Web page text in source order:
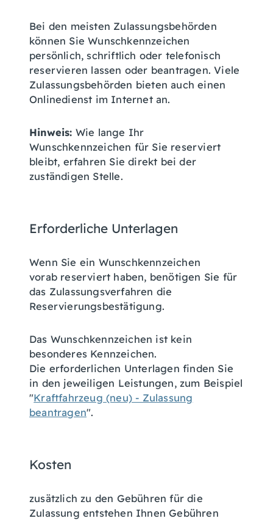
Bei den meisten Zulassungsbehörden
können Sie Wunschkennzeichen
persönlich, schriftlich oder telefonisch
reservieren lassen oder beantragen. Viele
Zulassungsbehörden bieten auch einen
Onlinedienst im Internet an.
Hinweis: Wie lange Ihr
Wunschkennzeichen für Sie reserviert
bleibt, erfahren Sie direkt bei der
zuständigen Stelle.
Erforderliche Unterlagen
Wenn Sie ein Wunschkennzeichen
vorab reserviert haben, benötigen Sie für
das Zulassungsverfahren die
Reservierungsbestätigung.
Das Wunschkennzeichen ist kein
besonderes Kennzeichen.
Die erforderlichen Unterlagen finden Sie
in den jeweiligen Leistungen, zum Beispiel
"Kraftfahrzeug (neu) - Zulassung
beantragen".
Kosten
zusätzlich zu den Gebühren für die
Zulassung entstehen Ihnen Gebühren